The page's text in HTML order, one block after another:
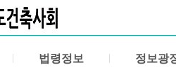
법령정보 정보광